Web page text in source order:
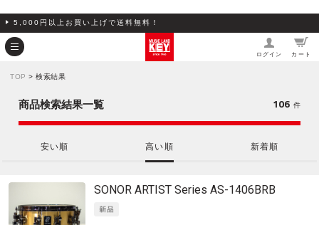
5,000円以上お買い上げで送料無料！
ログイン カート
TOP > 検索結果
安い順 高い順 新着順
商品検索結果一覧 106 件
SONOR ARTIST Series AS-1406BRB